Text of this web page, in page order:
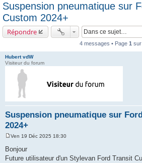
Suspension pneumatique sur
Custom 2024+
Répondre
4 messages • Page 1 sur
Hubert vdW
Visiteur du forum
Suspension pneumatique sur
2024+
s
s
Ven 19 Déc 2025 18:30
Bonjour
Future utilisateur d'un Stylevan Ford Transit